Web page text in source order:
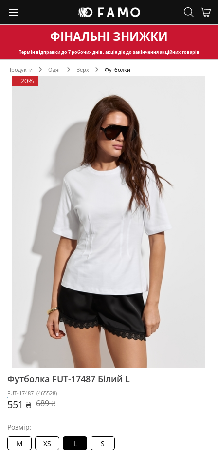
ФІНАЛЬНІ ЗНИЖКИ
Термін відправкидо 7 робочих днів, акція діє до закінчення акційних товарів
Продукти Одяг Верх Футболки
- 20%
Футболка FUT-17487 Білий L
FUT-17487 (465528)
551 ₴ 689 ₴
Розмір:
M
XS L S